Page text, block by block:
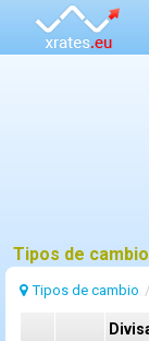
Tipos de cambio